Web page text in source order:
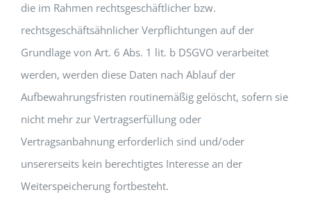
die im Rahmen rechtsgeschäftlicher bzw.
rechtsgeschäftsähnlicher Verpflichtungen auf der
Grundlage von Art. 6 Abs. 1 lit. b DSGVO verarbeitet
werden, werden diese Daten nach Ablauf der
Aufbewahrungsfristen routinemäßig gelöscht, sofern sie
nicht mehr zur Vertragserfüllung oder
Vertragsanbahnung erforderlich sind und/oder
unsererseits kein berechtigtes Interesse an der
Weiterspeicherung fortbesteht.